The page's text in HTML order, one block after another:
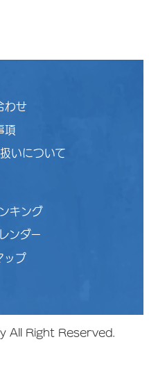
わせ
項
いについて
キング
ンダー
ップ
All Right Reserved.